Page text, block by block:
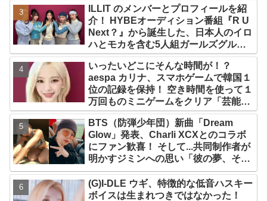
ILLIT のメンバーとプロフィールを紹
介！ HYBEオーディション番組『R U
Next？』から誕生した、日本人のイロ
ハとモカを含む5人組ガールズグルー
プ！ デビュー曲「Magnetic」がいき
なりの大ヒット
いったいどこにそんな時間が！？
aespa カリナ、スマホゲームで韓国１
位の記録を保持！ 空き時間を使って１
万回ものミニゲームをクリア「芸能人
たちが時間がないと言っているのは全
部嘘」
BTS（防弾少年団）新曲「Dream
Glow」発表、Charli XCXとのコラボ
にファン歓喜！ そして...共同制作者が
明かすジミンへの思い「彼の夢、そし
て彼の絶望から生まれた歌」
(G)I-DLE ウギ、特徴的な低音ハスキー
ボイスは生まれつきではなかった！